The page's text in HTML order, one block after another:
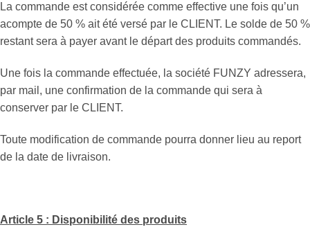
La commande est considérée comme effective une fois qu’un
acompte de 50 % ait été versé par le CLIENT. Le solde de 50 %
restant sera à payer avant le départ des produits commandés.
Une fois la commande effectuée, la société FUNZY adressera,
par mail, une confirmation de la commande qui sera à
conserver par le CLIENT.
Toute modification de commande pourra donner lieu au report
de la date de livraison.
Article 5 : Disponibilité des produits